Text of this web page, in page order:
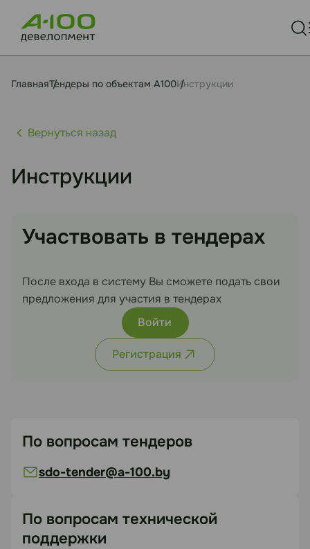
ГлавнаяТендеры по объектам А100Инструкции
Вернуться назад
Инcтрукции
Участвовать в тендерах
После входа в систему Вы сможете подать свои
предложения для участия в тендерах
Регистрация
Войти
По вопросам тендеров
sdo-tender@a-100.by
По вопросам технической
поддержки